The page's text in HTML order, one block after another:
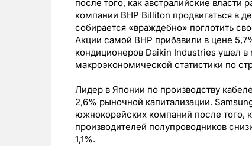
после того, как австралийские
компании BHP Billiton продвигаться в
собирается «враждебно» поглотить
Акции самой BHP прибавили в цене
кондиционеров Daikin Industries ушел в
макроэкономической статистики по
Лидер в Японии по производству
2,6% рыночной капитализации.
южнокорейских компаний после того,
производителей полупроводников
1,1%.